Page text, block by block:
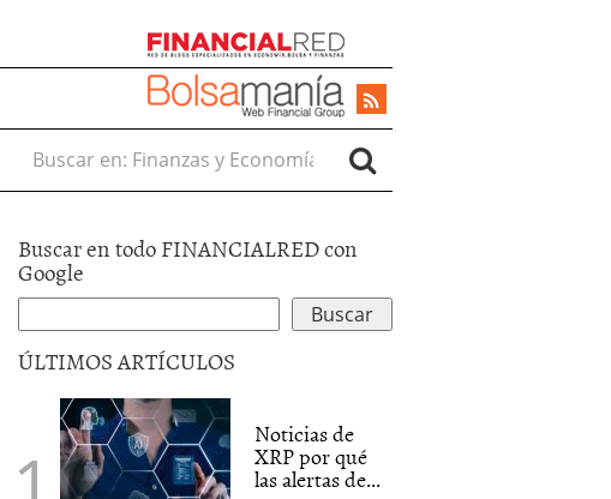
Buscar en:
Buscar en todo FINANCIALRED con
Google
ÚLTIMOS ARTÍCULOS
Noticias de
XRP por qué
las alertas de...